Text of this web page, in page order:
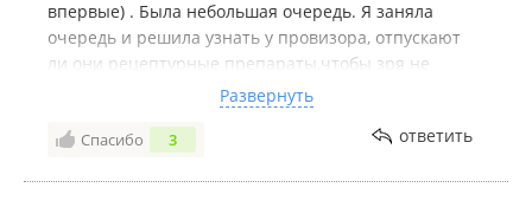
впервые) . Была небольшая очередь. Я заняла
очередь и решила узнать у провизора, отпускают
ли они рецептурные препараты,чтобы зря не
ждать.Подошла к центральной кассе, за которой
работала девушка темноволосая с длинной косой.
Она в этот момент работала с клиенткой. И
Развернуть
Спасибо 3 ответить